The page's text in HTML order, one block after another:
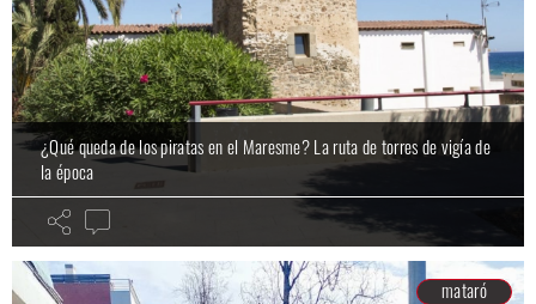
¿Qué queda de los piratas en el Maresme? La ruta de torres de vigía de
la época
mataró